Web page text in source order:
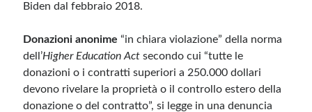
Biden dal febbraio 2018.
Donazioni anonime “in chiara violazione” della norma
dell’Higher Education Act secondo cui “tutte le
donazioni o i contratti superiori a 250.000 dollari
devono rivelare la proprietà o il controllo estero della
donazione o del contratto”, si legge in una denuncia